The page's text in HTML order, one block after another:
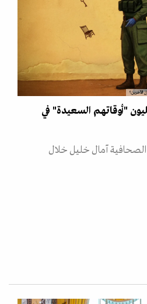
الآخرين؟
"أوقاتهم السعيدة" في
الصحافية آمال خليل خلال